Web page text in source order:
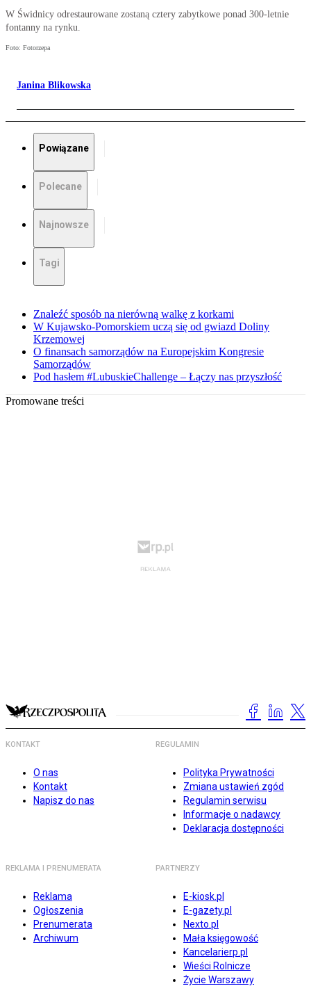
W Świdnicy odrestaurowane zostaną cztery zabytkowe ponad 300-letnie
fontanny na rynku.
Foto: Fotorzepa
Janina Blikowska
Powiązane
Polecane
Najnowsze
Tagi
Znaleźć sposób na nierówną walkę z korkami
W Kujawsko-Pomorskiem uczą się od gwiazd Doliny
Krzemowej
O finansach samorządów na Europejskim Kongresie
Samorządów
Pod hasłem #LubuskieChallenge – Łączy nas przyszłość
Promowane treści
KONTAKT
O nas
Kontakt
Napisz do nas
REGULAMIN
Polityka Prywatności
Zmiana ustawień zgód
Regulamin serwisu
Informacje o nadawcy
Deklaracja dostępności
REKLAMA I PRENUMERATA
Reklama
Ogłoszenia
Prenumerata
Archiwum
PARTNERZY
E-kiosk.pl
E-gazety.pl
Nexto.pl
Mała księgowość
Kancelarierp.pl
Wieści Rolnicze
Życie Warszawy